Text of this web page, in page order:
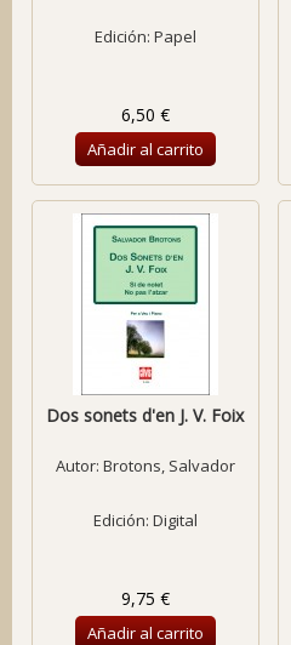
Edición: Papel
6,50 €
Añadir al carrito
Dos sonets d'en J. V. Foix
Autor: Brotons, Salvador
Edición: Digital
9,75 €
Añadir al carrito